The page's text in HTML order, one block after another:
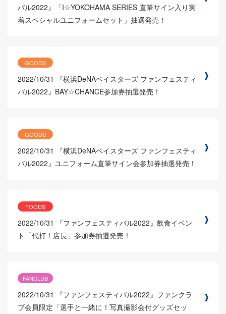
バル2022』「I☆YOKOHAMA SERIES 直筆サイン入り実
着スペシャルユニフォームセット」抽選発売！
GOODS
2022/10/31
『横浜DeNAベイスターズ ファンフェスティ
バル2022』BAY☆CHANCE参加券抽選発売！
GOODS
2022/10/31
『横浜DeNAベイスターズ ファンフェスティ
バル2022』ユニフォーム直筆サイン会参加券抽選発売！
FOODS
2022/10/31
『ファンフェスティバル2022』飲食イベン
ト「代打！店長」参加券抽選発売！
FANCLUB
2022/10/31
『ファンフェスティバル2022』ファンクラ
ブ会員限定「選手と一緒に！写真撮影会付グッズセッ